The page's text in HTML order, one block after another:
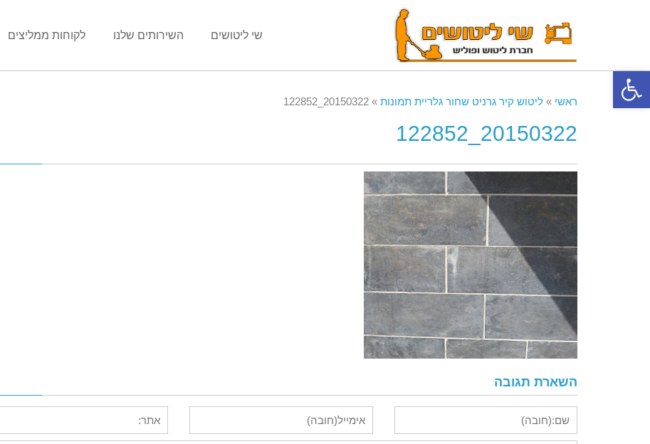
פתח סרגל נגישות
שי ליטושים השירותים שלנו לקוחות ממליצים
ראשי » ליטוש קיר גרניט שחור גלריית תמונות »
20150322_122852
20150322_122852
השארת תגובה